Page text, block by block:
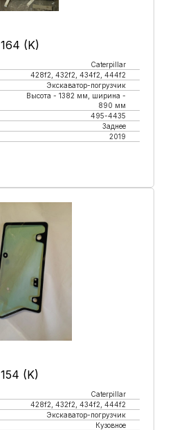
(K)
Caterpillar
428f2, 432f2, 434f2, 444f2
Экскаватор-погрузчик
Высота - 1382 мм, ширина -
890 мм
495-4435
Заднее
2019
(K)
Caterpillar
428f2, 432f2, 434f2, 444f2
Экскаватор-погрузчик
Кузовное